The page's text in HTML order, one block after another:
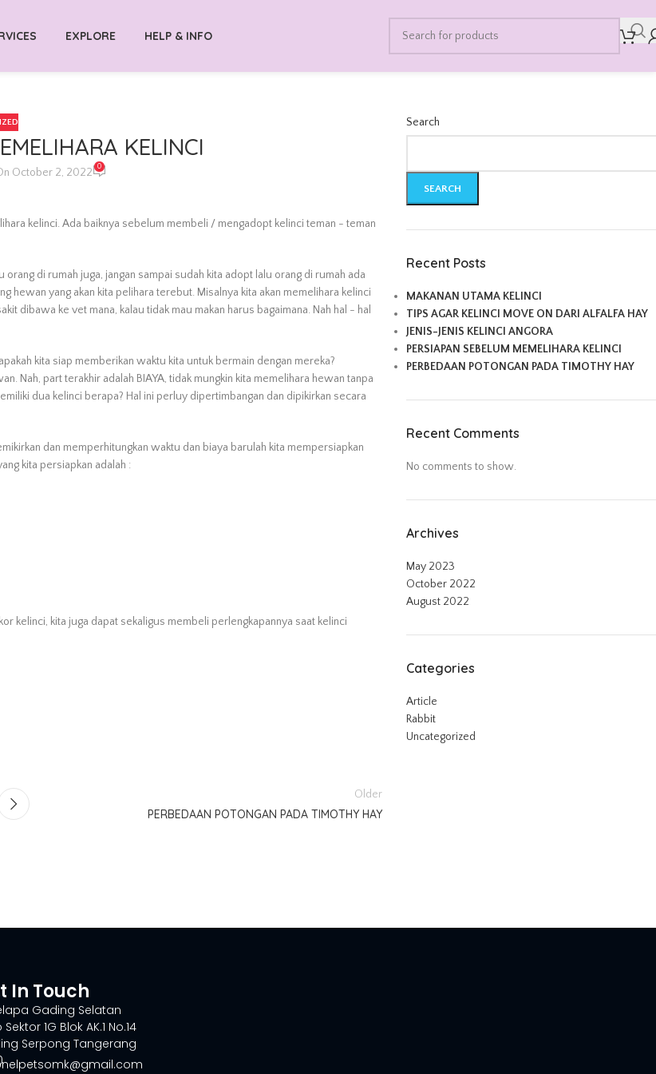
EXPLORE HELP & INFO
KELINCI
October 2, 2022 0
kelinci. Ada baiknya sebelum membeli / mengadopt kelinci teman - teman
di rumah juga, jangan sampai sudah kita adopt lalu orang di rumah ada
hewan yang akan kita pelihara terebut. Misalnya kita akan memelihara kelinci
dibawa ke vet mana, kalau tidak mau makan harus bagaimana. Nah hal - hal
kita siap memberikan waktu kita untuk bermain dengan mereka?
Nah, part terakhir adalah BIAYA, tidak mungkin kita memelihara hewan tanpa
dua kelinci berapa? Hal ini perluy dipertimbangan dan dipikirkan secara
dan memperhitungkan waktu dan biaya barulah kita mempersiapkan
kita persiapkan adalah :
kelinci, kita juga dapat sekaligus membeli perlengkapannya saat kelinci
Older
PERBEDAAN POTONGAN PADA TIMOTHY HAY
Search
SEARCH
Recent Posts
MAKANAN UTAMA KELINCI
TIPS AGAR KELINCI MOVE ON DARI ALFALFA HAY
JENIS-JENIS KELINCI ANGORA
PERSIAPAN SEBELUM MEMELIHARA KELINCI
PERBEDAAN POTONGAN PADA TIMOTHY HAY
Recent Comments
No comments to show.
Archives
May 2023
October 2022
August 2022
Categories
Article
Rabbit
Uncategorized
In Touch
Gading Selatan
Sektor 1G Blok AK.1 No.14
Serpong Tangerang